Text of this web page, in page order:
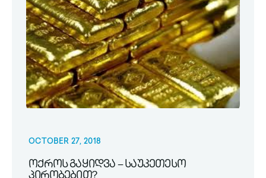
OCTOBER 27, 2018
ოქროს გაყიდვა – საუკეთესო